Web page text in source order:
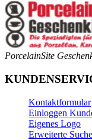
PorcelainSite
Kontaktformular
Einloggen
Eigenes Logo
Erweiterte Suche